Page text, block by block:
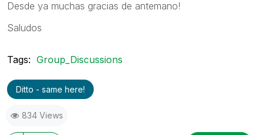
Desde ya muchas gracias de antemano!
Saludos
Tags: Group_Discussions
Ditto - same here!
834 Views